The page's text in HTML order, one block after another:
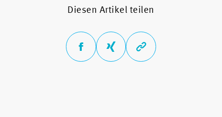
Diesen Artikel teilen